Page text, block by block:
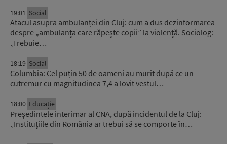
19:01 Social
Atacul asupra ambulanței din Cluj: cum a dus dezinformarea
despre „ambulanța care răpește copii” la violență. Sociolog:
„Trebuie…
18:19 Social
Columbia: Cel puțin 50 de oameni au murit după ce un
cutremur cu magnitudinea 7,4 a lovit vestul…
18:00 Educație
Președintele interimar al CNA, după incidentul de la Cluj:
„Instituțiile din România ar trebui să se comporte în…